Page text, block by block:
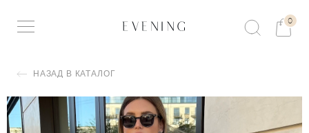
0
НАЗАД В КАТАЛОГ